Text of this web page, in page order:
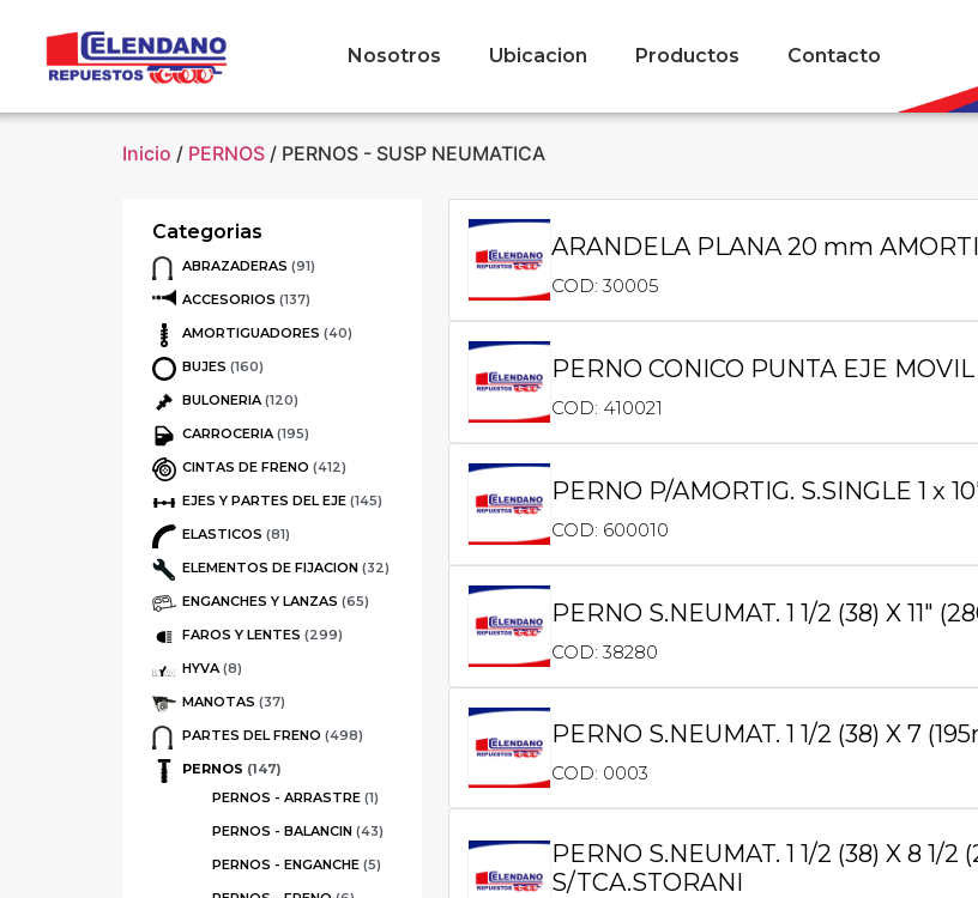
Nosotros Ubicacion Productos Contacto
Inicio / PERNOS / PERNOS - SUSP NEUMATICA
Categorias
ABRAZADERAS (91)
ACCESORIOS (137)
AMORTIGUADORES (40)
BUJES (160)
BULONERIA (120)
CARROCERIA (195)
CINTAS DE FRENO (412)
EJES Y PARTES DEL EJE (145)
ELASTICOS (81)
ELEMENTOS DE FIJACION (32)
ENGANCHES Y LANZAS (65)
FAROS Y LENTES (299)
HYVA (8)
MANOTAS (37)
PARTES DEL FRENO (498)
PERNOS (147)
PERNOS - ARRASTRE (1)
PERNOS - BALANCIN (43)
PERNOS - ENGANCHE (5)
ARANDELA PLANA 20 mm
COD: 30005
PERNO CONICO PUNTA EJE
COD: 410021
PERNO P/AMORTIG. S.SINGLE 1 x
COD: 600010
PERNO S.NEUMAT. 1 1/2 (38) X 11″
COD: 38280
PERNO S.NEUMAT. 1 1/2 (38) X 7
COD: 0003
PERNO S.NEUMAT. 1 1/2 (38) X 8 1/
S/TCA.STORANI